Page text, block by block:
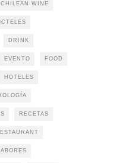
CHILEAN WINE
DRINK
EVENTO FOOD
HOTELES
RECETAS